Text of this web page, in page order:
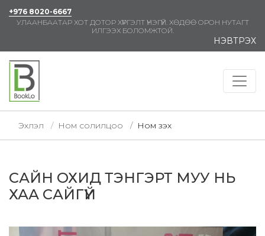
+976 8020-6667
УЛААНБААТАР ХОТ ДОТОР ХҮРГЭЛТ ҮНЭГҮЙ. ХӨДӨӨ ОРОН НУТАГТ
ИЛГЭЭХ БОЛОМЖТОЙ.
НЭВТРЭХ
Эхлэл Ном солилцоо Ном үзэх
САЙН ОХИД ТЭНГЭРТ МУУ НЬ
ХАА САЙГҮЙ